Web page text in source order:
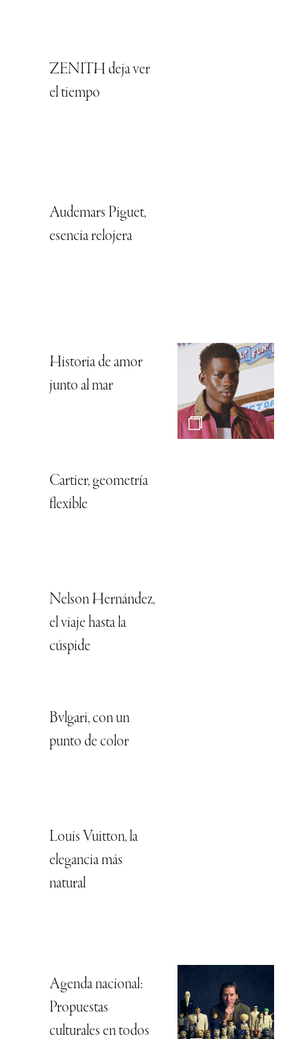
ZENITH deja ver
el tiempo
Audemars Piguet,
esencia relojera
Historia de amor
junto al mar
Cartier, geometría
flexible
Nelson Hernández,
el viaje hasta la
cúspide
Bvlgari, con un
punto de color
Louis Vuitton, la
elegancia más
natural
Agenda nacional:
Propuestas
culturales en todos